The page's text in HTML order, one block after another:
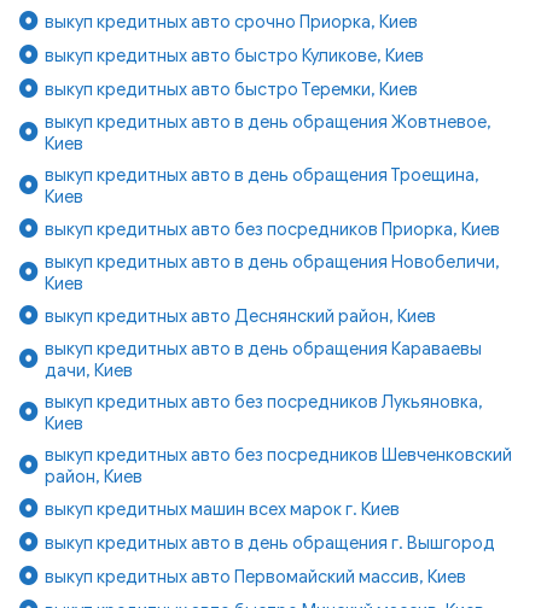
выкуп кредитных авто срочно Приорка, Киев
выкуп кредитных авто быстро Куликове, Киев
выкуп кредитных авто быстро Теремки, Киев
выкуп кредитных авто в день обращения Жовтневое,
Киев
выкуп кредитных авто в день обращения Троещина,
Киев
выкуп кредитных авто без посредников Приорка, Киев
выкуп кредитных авто в день обращения Новобеличи,
Киев
выкуп кредитных авто Деснянский район, Киев
выкуп кредитных авто в день обращения Караваевы
дачи, Киев
выкуп кредитных авто без посредников Лукьяновка,
Киев
выкуп кредитных авто без посредников Шевченковский
район, Киев
выкуп кредитных машин всех марок г. Киев
выкуп кредитных авто в день обращения г. Вышгород
выкуп кредитных авто Первомайский массив, Киев